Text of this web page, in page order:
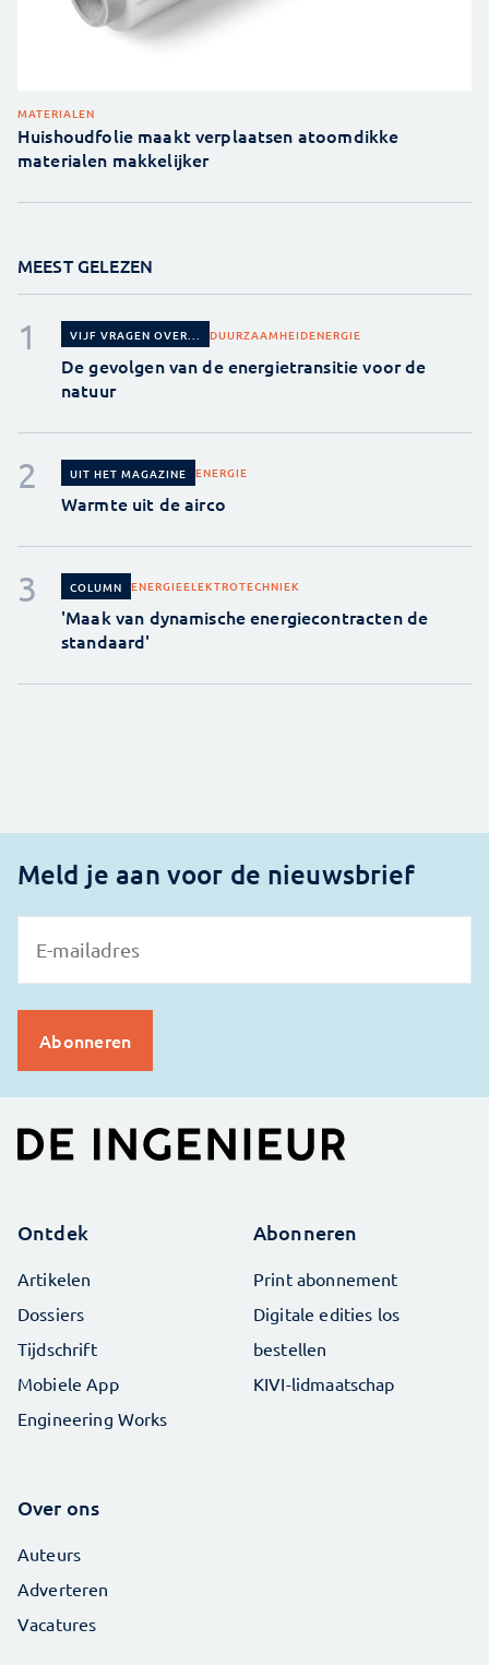
MATERIALEN
Huishoudfolie maakt verplaatsen atoomdikke
materialen makkelijker
MEEST GELEZEN
VIJF VRAGEN OVER... DUURZAAMHEIDENERGIE
De gevolgen van de energietransitie voor de
natuur
UIT HET MAGAZINE ENERGIE
Warmte uit de airco
COLUMN ENERGIEELEKTROTECHNIEK
'Maak van dynamische energiecontracten de
standaard'
Meld je aan voor de nieuwsbrief
Ontdek
Artikelen
Dossiers
Tijdschrift
Mobiele App
Engineering Works
Abonneren
Print abonnement
Digitale edities los
bestellen
KIVI-lidmaatschap
Over ons
Auteurs
Adverteren
Vacatures